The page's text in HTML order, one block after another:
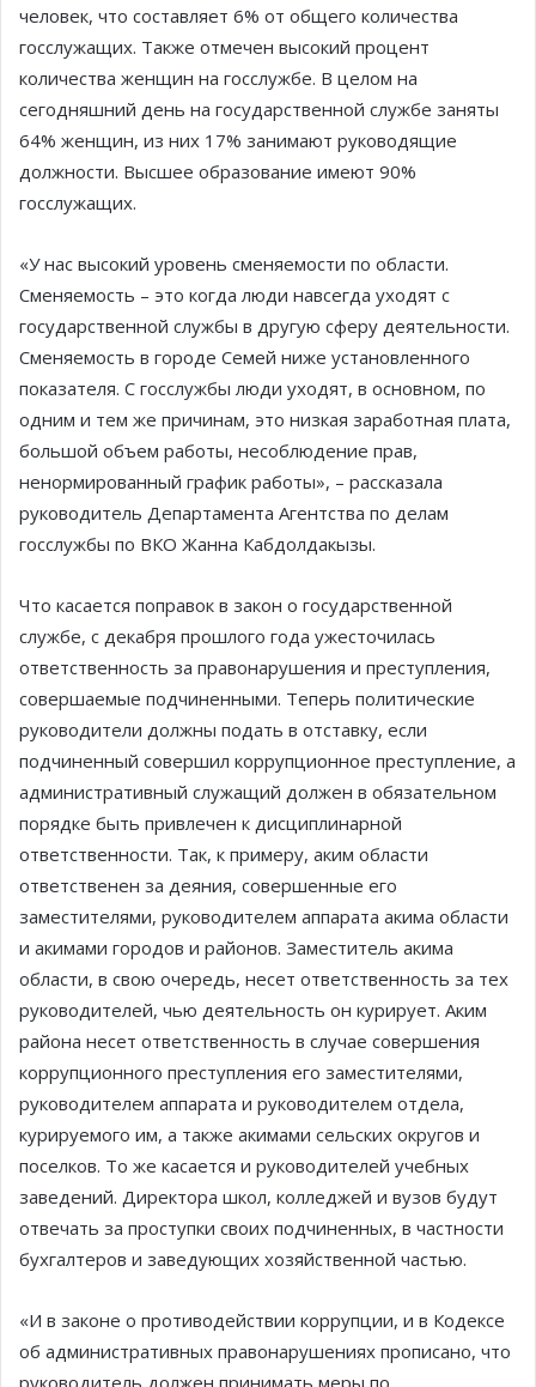
человек, что составляет 6% от общего количества
госслужащих. Также отмечен высокий процент
количества женщин на госслужбе. В целом на
сегодняшний день на государственной службе заняты
64% женщин, из них 17% занимают руководящие
должности. Высшее образование имеют 90%
госслужащих.
«У нас высокий уровень сменяемости по области.
Сменяемость – это когда люди навсегда уходят с
государственной службы в другую сферу деятельности.
Сменяемость в городе Семей ниже установленного
показателя. С госслужбы люди уходят, в основном, по
одним и тем же причинам, это низкая заработная плата,
большой объем работы, несоблюдение прав,
ненормированный график работы», – рассказала
руководитель Департамента Агентства по делам
госслужбы по ВКО Жанна Кабдолдакызы.
Что касается поправок в закон о государственной
службе, с декабря прошлого года ужесточилась
ответственность за правонарушения и преступления,
совершаемые подчиненными. Теперь политические
руководители должны подать в отставку, если
подчиненный совершил коррупционное преступление, а
административный служащий должен в обязательном
порядке быть привлечен к дисциплинарной
ответственности. Так, к примеру, аким области
ответственен за деяния, совершенные его
заместителями, руководителем аппарата акима области
и акимами городов и районов. Заместитель акима
области, в свою очередь, несет ответственность за тех
руководителей, чью деятельность он курирует. Аким
района несет ответственность в случае совершения
коррупционного преступления его заместителями,
руководителем аппарата и руководителем отдела,
курируемого им, а также акимами сельских округов и
поселков. То же касается и руководителей учебных
заведений. Директора школ, колледжей и вузов будут
отвечать за проступки своих подчиненных, в частности
бухгалтеров и заведующих хозяйственной частью.
«И в законе о противодействии коррупции, и в Кодексе
об административных правонарушениях прописано, что